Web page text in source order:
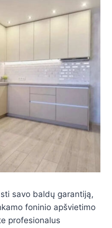
savo baldų garantiją,
foninio apšvietimo
profesionalus